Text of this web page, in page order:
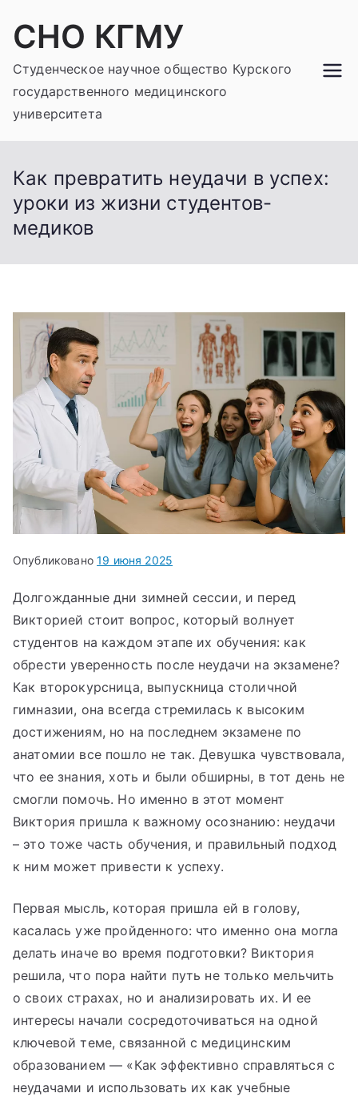
СНО КГМУ
Студенческое научное общество Курского
государственного медицинского
университета
Как превратить неудачи в успех:
уроки из жизни студентов-
медиков
Опубликовано19 июня 2025
Долгожданные дни зимней сессии, и перед
Викторией стоит вопрос, который волнует
студентов на каждом этапе их обучения: как
обрести уверенность после неудачи на экзамене?
Как второкурсница, выпускница столичной
гимназии, она всегда стремилась к высоким
достижениям, но на последнем экзамене по
анатомии все пошло не так. Девушка чувствовала,
что ее знания, хоть и были обширны, в тот день не
смогли помочь. Но именно в этот момент
Виктория пришла к важному осознанию: неудачи
– это тоже часть обучения, и правильный подход
к ним может привести к успеху.
Первая мысль, которая пришла ей в голову,
касалась уже пройденного: что именно она могла
делать иначе во время подготовки? Виктория
решила, что пора найти путь не только мельчить
о своих страхах, но и анализировать их. И ее
интересы начали сосредоточиваться на одной
ключевой теме, связанной с медицинским
образованием — «Как эффективно справляться с
неудачами и использовать их как учебные